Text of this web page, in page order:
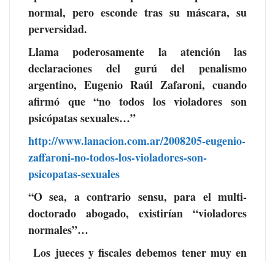
normal, pero esconde tras su máscara, su
perversidad.
Llama poderosamente la atención las
declaraciones del gurú del penalismo
argentino, Eugenio Raúl Zafaroni, cuando
afirmó que “no todos los violadores son
psicópatas sexuales…”
http://www.lanacion.com.ar/2008205-eugenio-
zaffaroni-no-todos-los-violadores-son-
psicopatas-sexuales
“O sea, a contrario sensu, para el multi-
doctorado abogado, existirían “violadores
normales”…
Los jueces y fiscales debemos tener muy en